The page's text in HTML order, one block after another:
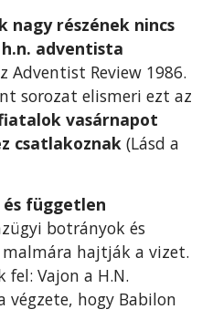
nagy részének nincs
adventista
Adventist Review 1986.
sorozat elismeri ezt az
vasárnapot
csatlakoznak (Lásd a
független
botrányok és
hajtják a vizet.
fel: Vajon a H.N.
végzete, hogy Babilon